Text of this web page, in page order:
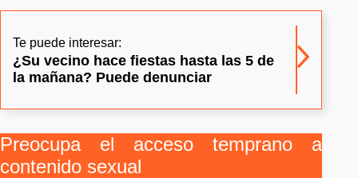
Te puede interesar:
¿Su vecino hace fiestas hasta las 5 de
la mañana? Puede denunciar
Preocupa el acceso temprano a
contenido sexual